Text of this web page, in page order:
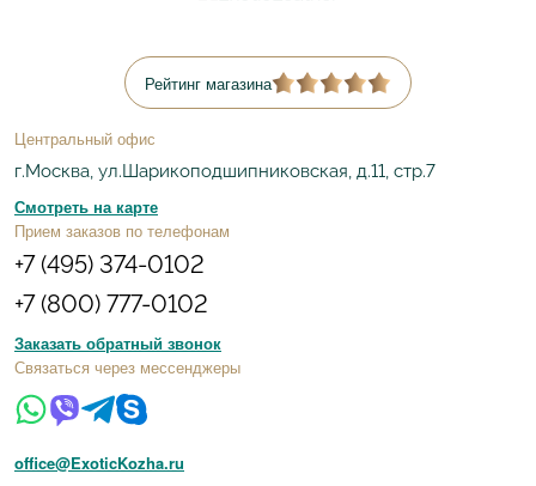
Рейтинг магазина
Центральный офис
г.Москва, ул.Шарикоподшипниковская, д.11, стр.7
Смотреть на карте
Прием заказов по телефонам
+7 (495) 374-0102
+7 (800) 777-0102
Заказать обратный звонок
Связаться через мессенджеры
office@ExoticKozha.ru